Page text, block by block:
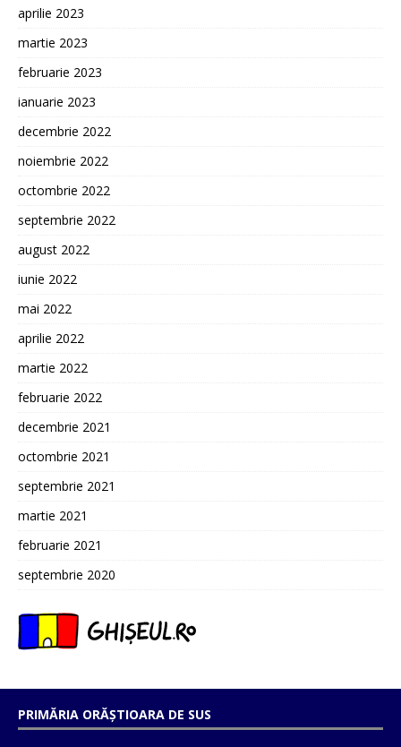
aprilie 2023
martie 2023
februarie 2023
ianuarie 2023
decembrie 2022
noiembrie 2022
octombrie 2022
septembrie 2022
august 2022
iunie 2022
mai 2022
aprilie 2022
martie 2022
februarie 2022
decembrie 2021
octombrie 2021
septembrie 2021
martie 2021
februarie 2021
septembrie 2020
PRIMĂRIA ORĂȘTIOARA DE SUS